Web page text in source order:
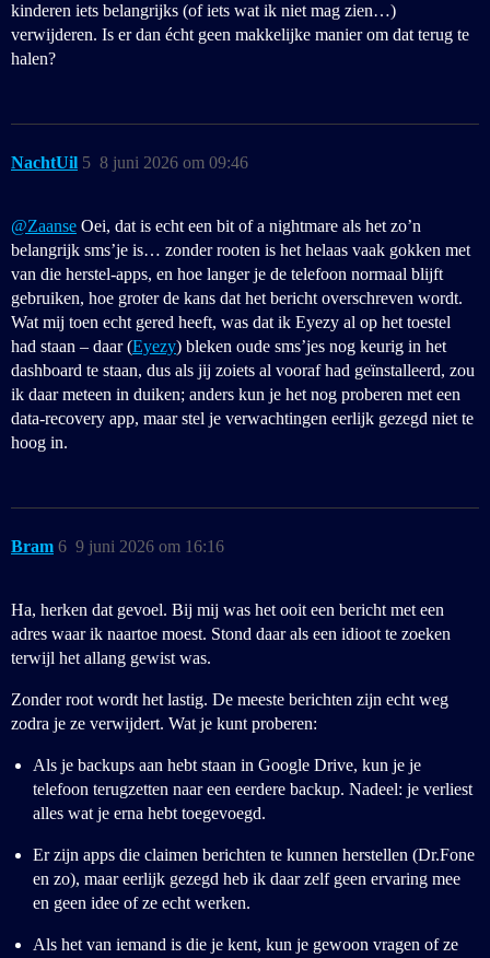
kinderen iets belangrijks (of iets wat ik niet mag zien…)
verwijderen. Is er dan écht geen makkelijke manier om dat terug te
halen?
NachtUil 8 juni 2026 om 09:46
5
@Zaanse Oei, dat is echt een bit of a nightmare als het zo’n
belangrijk sms’je is… zonder rooten is het helaas vaak gokken met
van die herstel-apps, en hoe langer je de telefoon normaal blijft
gebruiken, hoe groter de kans dat het bericht overschreven wordt.
Wat mij toen echt gered heeft, was dat ik Eyezy al op het toestel
had staan – daar (Eyezy) bleken oude sms’jes nog keurig in het
dashboard te staan, dus als jij zoiets al vooraf had geïnstalleerd, zou
ik daar meteen in duiken; anders kun je het nog proberen met een
data-recovery app, maar stel je verwachtingen eerlijk gezegd niet te
hoog in.
Bram 9 juni 2026 om 16:16
6
Ha, herken dat gevoel. Bij mij was het ooit een bericht met een
adres waar ik naartoe moest. Stond daar als een idioot te zoeken
terwijl het allang gewist was.
Zonder root wordt het lastig. De meeste berichten zijn echt weg
zodra je ze verwijdert. Wat je kunt proberen:
Als je backups aan hebt staan in Google Drive, kun je je
telefoon terugzetten naar een eerdere backup. Nadeel: je verliest
alles wat je erna hebt toegevoegd.
Er zijn apps die claimen berichten te kunnen herstellen (Dr.Fone
en zo), maar eerlijk gezegd heb ik daar zelf geen ervaring mee
en geen idee of ze echt werken.
Als het van iemand is die je kent, kun je gewoon vragen of ze